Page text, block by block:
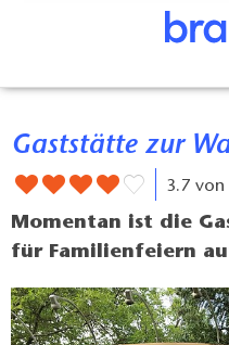
Gaststätte zur
3.7 von
Momentan ist die
für Familienfeiern